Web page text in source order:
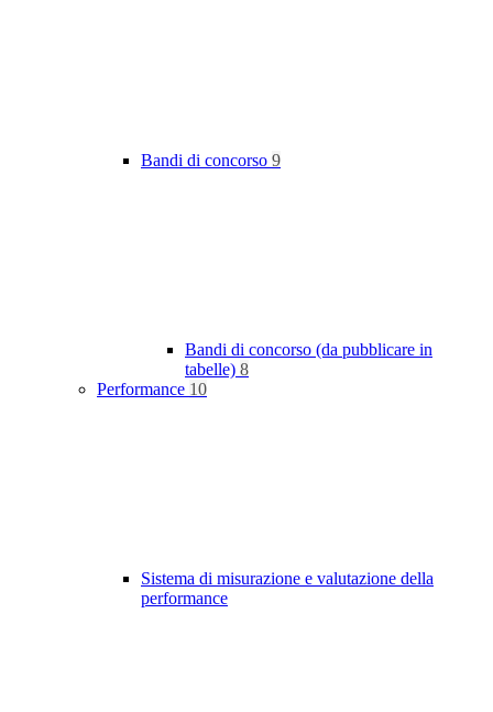
Bandi di concorso 9
Bandi di concorso (da pubblicare in
tabelle) 8
Performance 10
Sistema di misurazione e valutazione della
performance